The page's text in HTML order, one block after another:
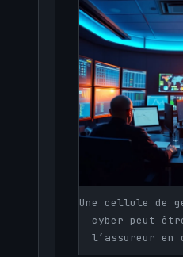
Une cellule de
cyber peut
l’assureur en